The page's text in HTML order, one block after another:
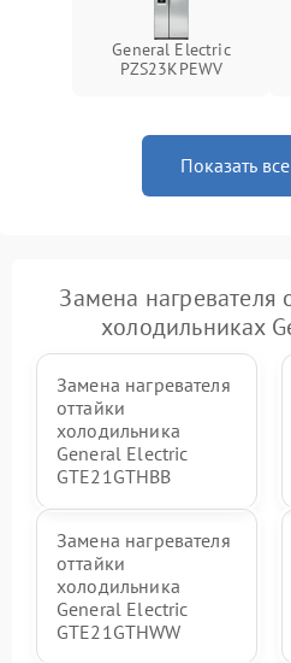
General Electric
PZS23KPEWV
Показать
Замена нагревателя
холодильниках
Замена нагревателя
оттайки
холодильника
General Electric
GTE21GTHBB
Замена нагревателя
оттайки
холодильника
General Electric
GTE21GTHWW